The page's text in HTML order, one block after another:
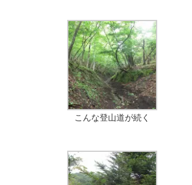
こんな登山道が続く